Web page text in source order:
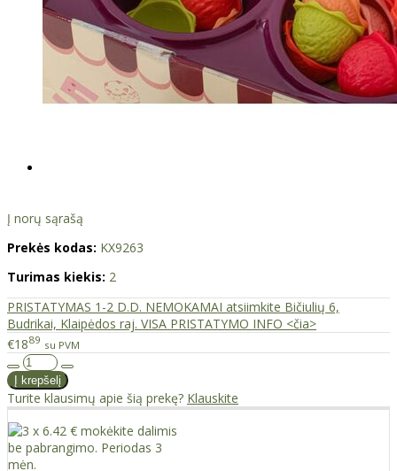
Į norų sąrašą
Prekės kodas: KX9263
Turimas kiekis: 2
PRISTATYMAS 1-2 D.D. NEMOKAMAI atsiimkite Bičiulių 6,
Budrikai, Klaipėdos raj. VISA PRISTATYMO INFO <čia>
€1889 su PVM
Turite klausimų apie šią prekę? Klauskite